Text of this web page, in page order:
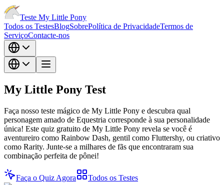
Teste My Little Pony
Todos os TestesBlogSobrePolítica de PrivacidadeTermos de
ServiçoContacte-nos
My Little Pony Test
Faça nosso teste mágico de My Little Pony e descubra qual
personagem amado de Equestria corresponde à sua personalidade
única! Este quiz gratuito de My Little Pony revela se você é
aventureiro como Rainbow Dash, gentil como Fluttershy, ou criativo
como Rarity. Junte-se a milhares de fãs que encontraram sua
combinação perfeita de pônei!
Faça o Quiz Agora Todos os Testes